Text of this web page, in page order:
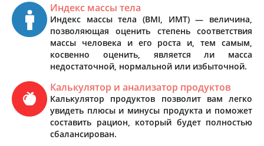
Индекс массы тела
Индекс массы тела (BMI, ИМТ) — величина,
позволяющая оценить степень соответствия
массы человека и его роста и, тем самым,
косвенно оценить, является ли масса
недостаточной, нормальной или избыточной.
Калькулятор и анализатор продуктов
Калькулятор продуктов позволит вам легко
увидеть плюсы и минусы продукта и поможет
составить рацион, который будет полностью
сбалансирован.